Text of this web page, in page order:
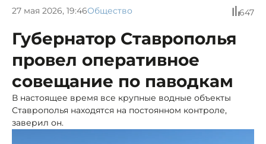
27 мая 2026, 19:46Общество 647
Губернатор Ставрополья
провел оперативное
совещание по паводкам
В настоящее время все крупные водные объекты
Ставрополья находятся на постоянном контроле,
заверил он.